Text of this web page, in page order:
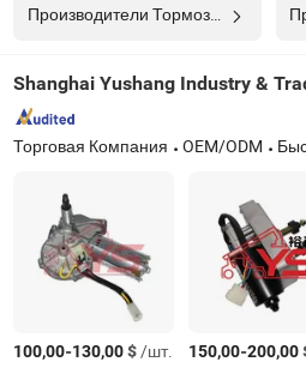
Производители Тормозной Мотор
Shanghai Yushang Industry &
Торговая Компания OEM/ODM
100,00-130,00$/шт. 150,00-200,00